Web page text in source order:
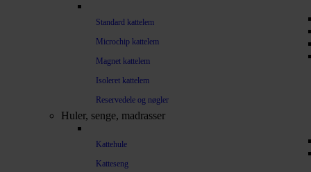
Standard kattelem
Microchip kattelem
Magnet kattelem
Isoleret kattelem
Reservedele og nøgler
Huler, senge, madrasser
Kattehule
Katteseng